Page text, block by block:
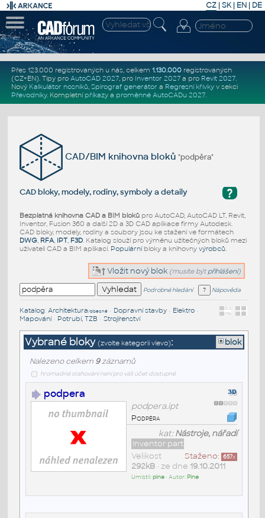
CZ | SK| EN | DE
Přes 123.000 registrovaných u nás, celkem 1.130.000registrovaných
(CZ+EN). Tipy pro AutoCAD 2027, pro Inventor 2027a pro Revit 2027.
Nový Kalkulátor nosníků, Spirograf generátor a Regresní křivkyv sekci
Převodníky. Kompletní příkazya proměnné AutoCADu 2027.
CAD/BIM knihovna bloků"podpěra"
?
CAD bloky, modely, rodiny, symboly a detaily
Bezplatná knihovna CAD a BIM blokůpro AutoCAD, AutoCAD LT, Revit,
Inventor, Fusion 360 a další 2D a 3D CAD aplikace firmy Autodesk.
CAD bloky, modely, rodiny a soubory jsou ke stažení ve formátech
DWG, RFA, IPT, F3D. Katalog slouží pro výměnu užitečných bloků mezi
uživateli CAD a BIM aplikací. Populárníbloky a knihovny výrobců.
Vložit nový blok (musíte být přihlášeni)
Podrobné hledání Nápověda
Katalog: Architektura/obecné• Dopravní stavby• Elektro•
Mapování• Potrubí, TZB • Strojírenství
Vybrané bloky (zvolte kategorii vlevo): blok
Nalezeno celkem 9záznamů
hromadné stahování není pro váš účet dostupné
podpera
podpera.ipt
Podpěra
kat:Nástroje, nářadí
Inventor part
Staženo: 657x
Velikost
292kB• ze dne 19.10.2011
Umístil:pine• Autor: Pine